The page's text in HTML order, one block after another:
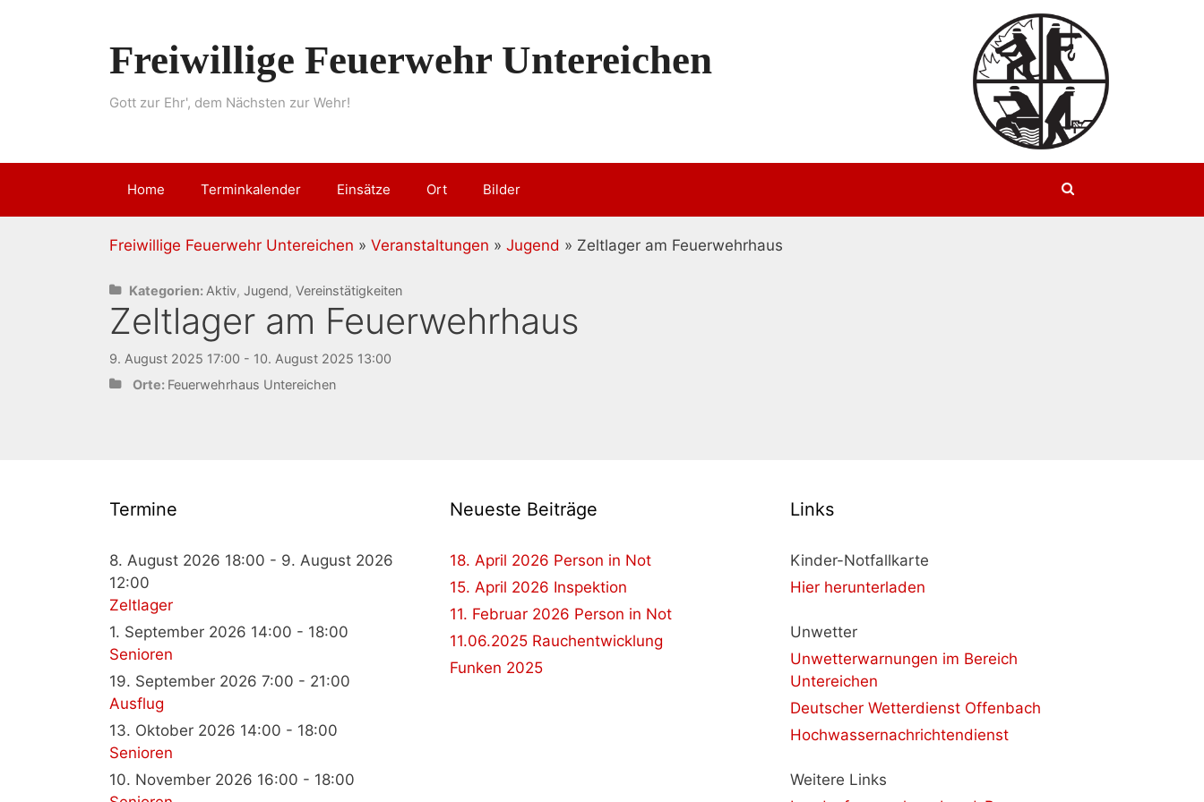
Freiwillige Feuerwehr Untereichen
Gott zur Ehr', dem Nächsten zur Wehr!
Home Terminkalender Einsätze Ort Bilder
Freiwillige Feuerwehr Untereichen » Veranstaltungen » Jugend » Zeltlager am Feuerwehrhaus
Kategorien: Aktiv, Jugend, Vereinstätigkeiten
Zeltlager am Feuerwehrhaus
9. August 2025 17:00 - 10. August 2025 13:00
Orte: Feuerwehrhaus Untereichen
Termine
8. August 2026 18:00 - 9. August 2026
12:00
Zeltlager
1. September 2026 14:00 - 18:00
Senioren
19. September 2026 7:00 - 21:00
Ausflug
13. Oktober 2026 14:00 - 18:00
Senioren
10. November 2026 16:00 - 18:00
Neueste Beiträge
18. April 2026 Person in Not
15. April 2026 Inspektion
11. Februar 2026 Person in Not
11.06.2025 Rauchentwicklung
Funken 2025
Links
Kinder-Notfallkarte
Hier herunterladen
Unwetter
Unwetterwarnungen im Bereich
Untereichen
Deutscher Wetterdienst Offenbach
Hochwassernachrichtendienst
Weitere Links